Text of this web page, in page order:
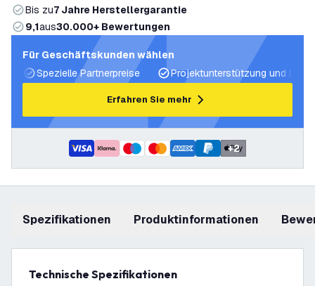
Bis zu7 Jahre Herstellergarantie
9,1aus30.000+ Bewertungen
Für Geschäftskunden wählen
Spezielle Partnerpreise
Projektunterstützung und
Erfahren Sie mehr
+2
Spezifikationen Produktinformationen
Technische Spezifikationen